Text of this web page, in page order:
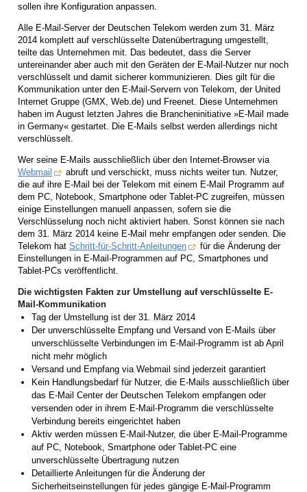
sollen ihre Konfiguration anpassen.
Alle E-Mail-Server der Deutschen Telekom werden zum 31. März
2014 komplett auf verschlüsselte Datenübertragung umgestellt,
teilte das Unternehmen mit. Das bedeutet, dass die Server
untereinander aber auch mit den Geräten der E-Mail-Nutzer nur noch
verschlüsselt und damit sicherer kommunizieren. Dies gilt für die
Kommunikation unter den E-Mail-Servern von Telekom, der United
Internet Gruppe (GMX, Web.de) und Freenet. Diese Unternehmen
haben im August letzten Jahres die Brancheninitiative »E-Mail made
in Germany« gestartet. Die E-Mails selbst werden allerdings nicht
verschlüsselt.
Wer seine E-Mails ausschließlich über den Internet-Browser via
Webmail
abruft und verschickt, muss nichts weiter tun. Nutzer,
die auf ihre E-Mail bei der Telekom mit einem E-Mail Programm auf
dem PC, Notebook, Smartphone oder Tablet-PC zugreifen, müssen
einige Einstellungen manuell anpassen, sofern sie die
Verschlüsselung noch nicht aktiviert haben. Sonst können sie nach
dem 31. März 2014 keine E-Mail mehr empfangen oder senden. Die
Telekom hat Schritt-für-Schritt-Anleitungen
für die Änderung der
Einstellungen in E-Mail-Programmen auf PC, Smartphones und
Tablet-PCs veröffentlicht.
Die wichtigsten Fakten zur Umstellung auf verschlüsselte E-
Mail-Kommunikation
Tag der Umstellung ist der 31. März 2014
Der unverschlüsselte Empfang und Versand von E-Mails über
unverschlüsselte Verbindungen im E-Mail-Programm ist ab April
nicht mehr möglich
Versand und Empfang via Webmail sind jederzeit garantiert
Kein Handlungsbedarf für Nutzer, die E-Mails ausschließlich über
das E-Mail Center der Deutschen Telekom empfangen oder
versenden oder in ihrem E-Mail-Programm die verschlüsselte
Verbindung bereits eingerichtet haben
Aktiv werden müssen E-Mail-Nutzer, die über E-Mail-Programme
auf PC, Notebook, Smartphone oder Tablet-PC eine
unverschlüsselte Übertragung nutzen
Detaillierte Anleitungen für die Änderung der
Sicherheitseinstellungen für jedes gängige E-Mail-Programm